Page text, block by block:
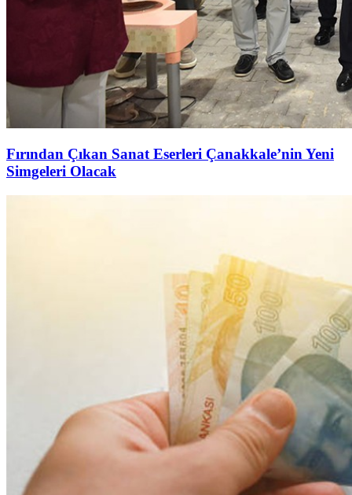
Fırından Çıkan Sanat Eserleri Çanakkale’nin Yeni
Simgeleri Olacak